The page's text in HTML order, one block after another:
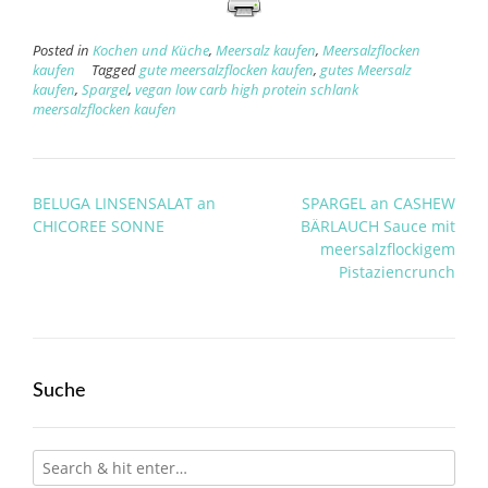
Posted in Kochen und Küche, Meersalz kaufen, Meersalzflocken
kaufen
Taggedgute meersalzflocken kaufen, gutes Meersalz
kaufen, Spargel, vegan low carb high protein schlank
meersalzflocken kaufen
Post
navigation
BELUGA LINSENSALAT an
CHICOREE SONNE
SPARGEL an CASHEW
BÄRLAUCH Sauce mit
meersalzflockigem
Pistaziencrunch
Suche